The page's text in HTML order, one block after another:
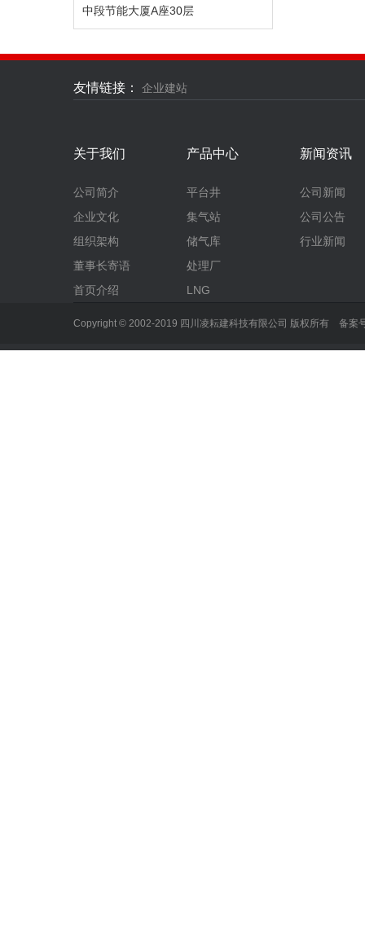
中段节能大厦A座30层
友情链接： 企业建站
关于我们
公司简介
企业文化
组织架构
董事长寄语
首页介绍
产品中心
平台井
集气站
储气库
处理厂
LNG
新闻资讯
公司新闻
公司公告
行业新闻
Copyright © 2002-2019 四川凌耘建科技有限公司 版权所有 备案